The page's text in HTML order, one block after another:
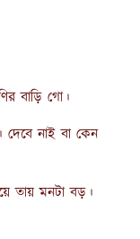
বাড়ি গো।
দেবে নাই বা কেন
তায় মনটা বড়।